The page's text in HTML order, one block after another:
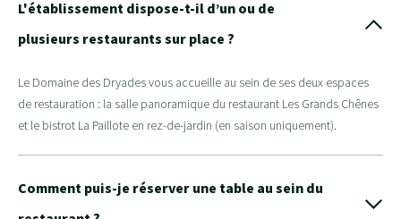
L'établissement dispose-t-il d’un ou de
plusieurs restaurants sur place ?
Le Domaine des Dryades vous accueille au sein de ses deux espaces
de restauration : la salle panoramique du restaurant Les Grands Chênes
et le bistrot La Paillote en rez-de-jardin (en saison uniquement).
Comment puis-je réserver une table au sein du